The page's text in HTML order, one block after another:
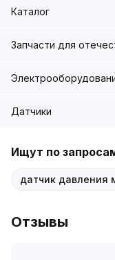
Каталог
Запчасти для
Датчики
Ищут по
датчик давления
Отзывы